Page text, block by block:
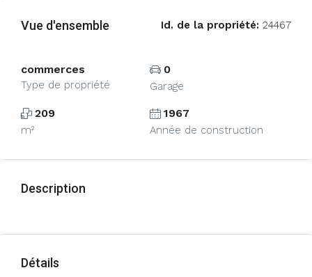
Vue d'ensemble Id. de la propriété: 24467
commerces
Type de propriété
0
Garage
209
m²
1967
Année de construction
Description
Détails